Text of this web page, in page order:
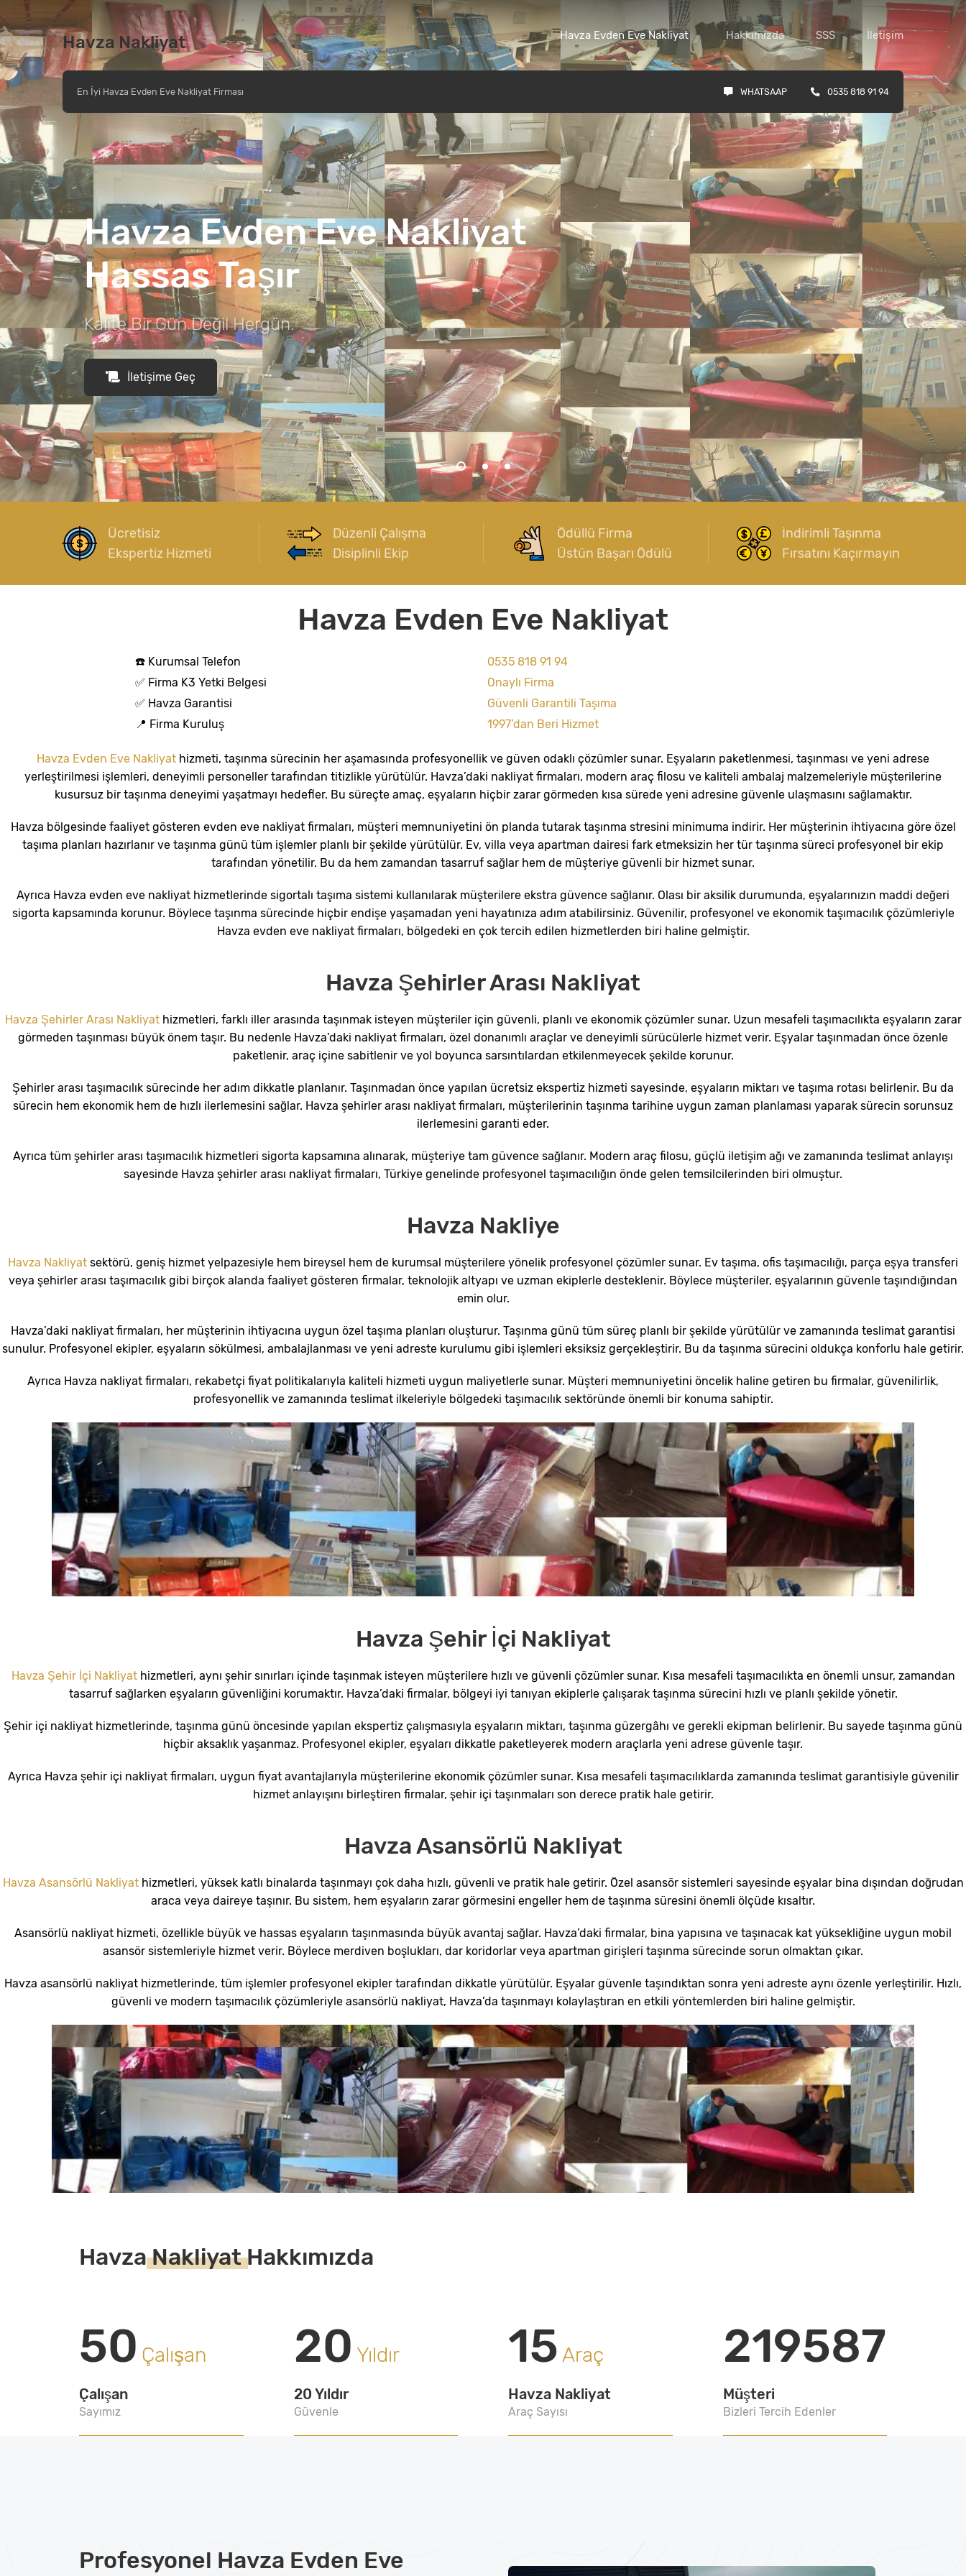
Havza Nakliyat Havza Evden Eve Nakliyat Hakkımızda SSS İletişim
En İyi Havza Evden Eve Nakliyat Firması WHATSAAP 0535 818 91 94
Havza Evden Eve Nakliyat
Hassas Taşır
Kalite Bir Gün Değil Hergün.
İletişime Geç
Ücretisiz
Ekspertiz Hizmeti
Düzenli Çalışma
Disiplinli Ekip
Ödüllü Firma
Üstün Başarı Ödülü
İndirimli Taşınma
Fırsatını Kaçırmayın
Havza Evden Eve Nakliyat
☎️ Kurumsal Telefon
0535 818 91 94
✅ Firma K3 Yetki Belgesi
Onaylı Firma
✅ Havza Garantisi
Güvenli Garantili Taşıma
📍 Firma Kuruluş
1997’dan Beri Hizmet
Havza Evden Eve Nakliyat hizmeti, taşınma sürecinin her aşamasında profesyonellik ve güven odaklı çözümler sunar. Eşyaların paketlenmesi, taşınması ve yeni adrese
yerleştirilmesi işlemleri, deneyimli personeller tarafından titizlikle yürütülür. Havza’daki nakliyat firmaları, modern araç filosu ve kaliteli ambalaj malzemeleriyle müşterilerine
kusursuz bir taşınma deneyimi yaşatmayı hedefler. Bu süreçte amaç, eşyaların hiçbir zarar görmeden kısa sürede yeni adresine güvenle ulaşmasını sağlamaktır.
Havza bölgesinde faaliyet gösteren evden eve nakliyat firmaları, müşteri memnuniyetini ön planda tutarak taşınma stresini minimuma indirir. Her müşterinin ihtiyacına göre özel
taşıma planları hazırlanır ve taşınma günü tüm işlemler planlı bir şekilde yürütülür. Ev, villa veya apartman dairesi fark etmeksizin her tür taşınma süreci profesyonel bir ekip
tarafından yönetilir. Bu da hem zamandan tasarruf sağlar hem de müşteriye güvenli bir hizmet sunar.
Ayrıca Havza evden eve nakliyat hizmetlerinde sigortalı taşıma sistemi kullanılarak müşterilere ekstra güvence sağlanır. Olası bir aksilik durumunda, eşyalarınızın maddi değeri
sigorta kapsamında korunur. Böylece taşınma sürecinde hiçbir endişe yaşamadan yeni hayatınıza adım atabilirsiniz. Güvenilir, profesyonel ve ekonomik taşımacılık çözümleriyle
Havza evden eve nakliyat firmaları, bölgedeki en çok tercih edilen hizmetlerden biri haline gelmiştir.
Havza Şehirler Arası Nakliyat
Havza Şehirler Arası Nakliyat hizmetleri, farklı iller arasında taşınmak isteyen müşteriler için güvenli, planlı ve ekonomik çözümler sunar. Uzun mesafeli taşımacılıkta eşyaların zarar
görmeden taşınması büyük önem taşır. Bu nedenle Havza’daki nakliyat firmaları, özel donanımlı araçlar ve deneyimli sürücülerle hizmet verir. Eşyalar taşınmadan önce özenle
paketlenir, araç içine sabitlenir ve yol boyunca sarsıntılardan etkilenmeyecek şekilde korunur.
Şehirler arası taşımacılık sürecinde her adım dikkatle planlanır. Taşınmadan önce yapılan ücretsiz ekspertiz hizmeti sayesinde, eşyaların miktarı ve taşıma rotası belirlenir. Bu da
sürecin hem ekonomik hem de hızlı ilerlemesini sağlar. Havza şehirler arası nakliyat firmaları, müşterilerinin taşınma tarihine uygun zaman planlaması yaparak sürecin sorunsuz
ilerlemesini garanti eder.
Ayrıca tüm şehirler arası taşımacılık hizmetleri sigorta kapsamına alınarak, müşteriye tam güvence sağlanır. Modern araç filosu, güçlü iletişim ağı ve zamanında teslimat anlayışı
sayesinde Havza şehirler arası nakliyat firmaları, Türkiye genelinde profesyonel taşımacılığın önde gelen temsilcilerinden biri olmuştur.
Havza Nakliye
Havza Nakliyat sektörü, geniş hizmet yelpazesiyle hem bireysel hem de kurumsal müşterilere yönelik profesyonel çözümler sunar. Ev taşıma, ofis taşımacılığı, parça eşya transferi
veya şehirler arası taşımacılık gibi birçok alanda faaliyet gösteren firmalar, teknolojik altyapı ve uzman ekiplerle desteklenir. Böylece müşteriler, eşyalarının güvenle taşındığından
emin olur.
Havza’daki nakliyat firmaları, her müşterinin ihtiyacına uygun özel taşıma planları oluşturur. Taşınma günü tüm süreç planlı bir şekilde yürütülür ve zamanında teslimat garantisi
sunulur. Profesyonel ekipler, eşyaların sökülmesi, ambalajlanması ve yeni adreste kurulumu gibi işlemleri eksiksiz gerçekleştirir. Bu da taşınma sürecini oldukça konforlu hale getirir.
Ayrıca Havza nakliyat firmaları, rekabetçi fiyat politikalarıyla kaliteli hizmeti uygun maliyetlerle sunar. Müşteri memnuniyetini öncelik haline getiren bu firmalar, güvenilirlik,
profesyonellik ve zamanında teslimat ilkeleriyle bölgedeki taşımacılık sektöründe önemli bir konuma sahiptir.
Havza Şehir İçi Nakliyat
Havza Şehir İçi Nakliyat hizmetleri, aynı şehir sınırları içinde taşınmak isteyen müşterilere hızlı ve güvenli çözümler sunar. Kısa mesafeli taşımacılıkta en önemli unsur, zamandan
tasarruf sağlarken eşyaların güvenliğini korumaktır. Havza’daki firmalar, bölgeyi iyi tanıyan ekiplerle çalışarak taşınma sürecini hızlı ve planlı şekilde yönetir.
Şehir içi nakliyat hizmetlerinde, taşınma günü öncesinde yapılan ekspertiz çalışmasıyla eşyaların miktarı, taşınma güzergâhı ve gerekli ekipman belirlenir. Bu sayede taşınma günü
hiçbir aksaklık yaşanmaz. Profesyonel ekipler, eşyaları dikkatle paketleyerek modern araçlarla yeni adrese güvenle taşır.
Ayrıca Havza şehir içi nakliyat firmaları, uygun fiyat avantajlarıyla müşterilerine ekonomik çözümler sunar. Kısa mesafeli taşımacılıklarda zamanında teslimat garantisiyle güvenilir
hizmet anlayışını birleştiren firmalar, şehir içi taşınmaları son derece pratik hale getirir.
Havza Asansörlü Nakliyat
Havza Asansörlü Nakliyat hizmetleri, yüksek katlı binalarda taşınmayı çok daha hızlı, güvenli ve pratik hale getirir. Özel asansör sistemleri sayesinde eşyalar bina dışından doğrudan
araca veya daireye taşınır. Bu sistem, hem eşyaların zarar görmesini engeller hem de taşınma süresini önemli ölçüde kısaltır.
Asansörlü nakliyat hizmeti, özellikle büyük ve hassas eşyaların taşınmasında büyük avantaj sağlar. Havza’daki firmalar, bina yapısına ve taşınacak kat yüksekliğine uygun mobil
asansör sistemleriyle hizmet verir. Böylece merdiven boşlukları, dar koridorlar veya apartman girişleri taşınma sürecinde sorun olmaktan çıkar.
Havza asansörlü nakliyat hizmetlerinde, tüm işlemler profesyonel ekipler tarafından dikkatle yürütülür. Eşyalar güvenle taşındıktan sonra yeni adreste aynı özenle yerleştirilir. Hızlı,
güvenli ve modern taşımacılık çözümleriyle asansörlü nakliyat, Havza’da taşınmayı kolaylaştıran en etkili yöntemlerden biri haline gelmiştir.
HavzaNakliyatHakkımızda
50 Çalışan
Çalışan
Sayımız
20 Yıldır
20 Yıldır
Güvenle
15 Araç
Havza Nakliyat
Araç Sayısı
219587
Müşteri
Bizleri Tercih Edenler
Profesyonel Havza Evden Eve